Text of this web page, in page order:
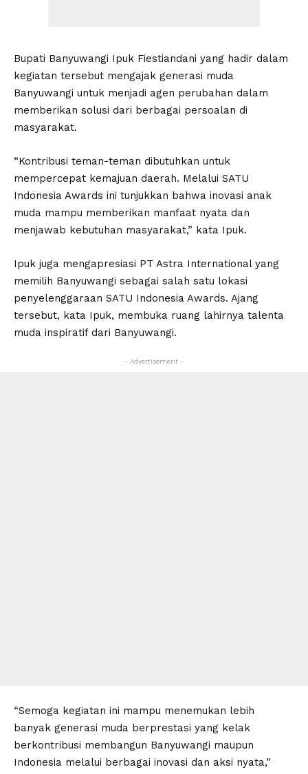
Bupati Banyuwangi Ipuk Fiestiandani yang hadir dalam
kegiatan tersebut mengajak generasi muda
Banyuwangi untuk menjadi agen perubahan dalam
memberikan solusi dari berbagai persoalan di
masyarakat.
“Kontribusi teman-teman dibutuhkan untuk
mempercepat kemajuan daerah. Melalui SATU
Indonesia Awards ini tunjukkan bahwa inovasi anak
muda mampu memberikan manfaat nyata dan
menjawab kebutuhan masyarakat,” kata Ipuk.
Ipuk juga mengapresiasi PT Astra International yang
memilih Banyuwangi sebagai salah satu lokasi
penyelenggaraan SATU Indonesia Awards. Ajang
tersebut, kata Ipuk, membuka ruang lahirnya talenta
muda inspiratif dari Banyuwangi.
- Advertisement -
“Semoga kegiatan ini mampu menemukan lebih
banyak generasi muda berprestasi yang kelak
berkontribusi membangun Banyuwangi maupun
Indonesia melalui berbagai inovasi dan aksi nyata,”